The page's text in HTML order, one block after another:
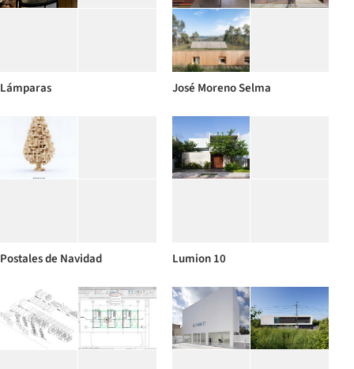
Lámparas José Moreno Selma
Postales de Navidad Lumion 10